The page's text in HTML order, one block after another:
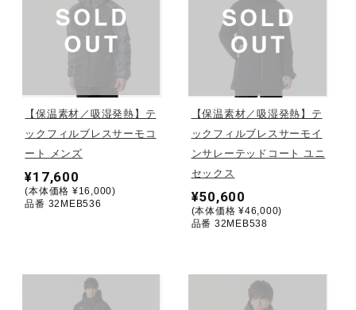
インナー
寝具／ミズノスリープ
アウトドア／レイン
サポーター
ジュニア／キッズ
【保温素材／吸湿発熱】テ
ックフィルブレスサーモコ
ート メンズ
¥17,600
(本体価格 ¥16,000)
品番 32MEB536
【保温素材／吸湿発熱】テ
ックフィルブレスサーモイ
ンサレーテッドコート ユニ
セックス
¥50,600
(本体価格 ¥46,000)
品番 32MEB538